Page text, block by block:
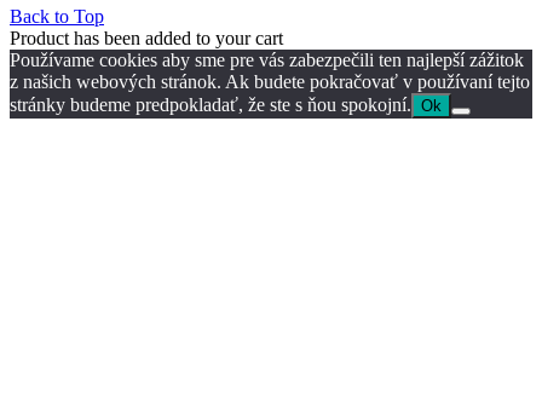
Back to Top
Product has been added to your cart
Používame cookies aby sme pre vás zabezpečili ten najlepší zážitok
z našich webových stránok. Ak budete pokračovať v používaní tejto
stránky budeme predpokladať, že ste s ňou spokojní. Ok